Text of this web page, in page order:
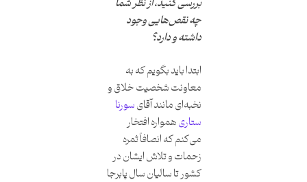
بررسی کنید، از نظر شما
چه نقص‌هایی وجود
داشته و دارد؟
ابتدا باید بگویم که به
معاونت شخصیت خلاق و
نخبه‌ای مانند آقایسورنا
ستاریهمواره افتخار
می‌کنم که انصافاً ثمره
زحمات و تلاش ایشان در
کشور تا سالیان سال پابرجا